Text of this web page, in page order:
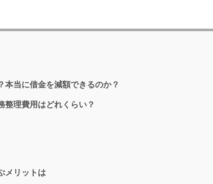
本当に借金を減額できるのか？
整理費用はどれくらい？
メリットは